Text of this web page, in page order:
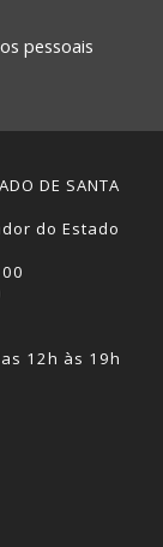
pessoais
DE SANTA
do Estado
12h às 19h